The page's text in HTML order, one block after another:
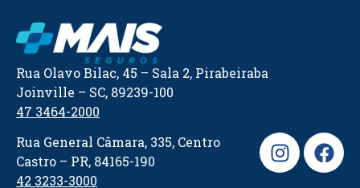
Rua Olavo Bilac, 45 – Sala 2, Pirabeiraba
Joinville – SC, 89239-100
47 3464-2000
Rua General Câmara, 335, Centro
Castro – PR, 84165-190
42 3233-3000